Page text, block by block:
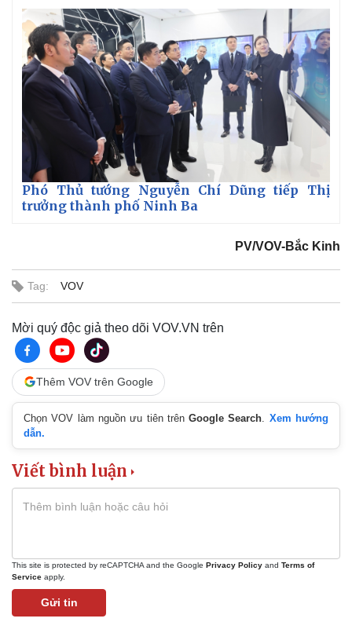
Thế giới thể thao
eSports
Hậu trường
Tư vấn
Phó Thủ tướng Nguyễn Chí Dũng tiếp Thị
trưởng thành phố Ninh Ba
PV/VOV-Bắc Kinh
Tag: VOV
Mời quý độc giả theo dõi VOV.VN trên
Thêm VOV trên Google
Chọn VOV làm nguồn ưu tiên trênGoogle Search
Xem hướng
dẫn.
Viết bình luận
This site is protected by reCAPTCHA and the Google Privacy Policy and Terms of
Service apply.
Gửi tin